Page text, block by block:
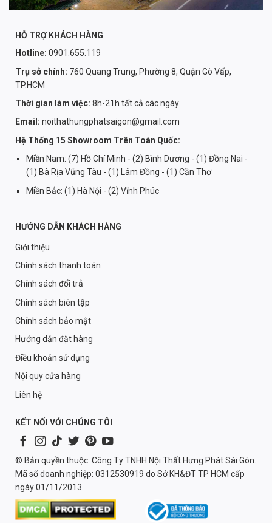
HỖ TRỢ KHÁCH HÀNG
Hotline: 0901.655.119
Trụ sở chính: 760 Quang Trung, Phường 8, Quận Gò Vấp,
TP.HCM
Thời gian làm việc: 8h-21h tất cả các ngày
Email: noithathungphatsaigon@gmail.com
Hệ Thống 15 Showroom Trên Toàn Quốc:
Miền Nam: (7) Hồ Chí Minh - (2) Bình Dương - (1) Đồng Nai -
(1) Bà Rịa Vũng Tàu - (1) Lâm Đồng - (1) Cần Thơ
Miền Bắc: (1) Hà Nội - (2) Vĩnh Phúc
HƯỚNG DẪN KHÁCH HÀNG
Giới thiệu
Chính sách thanh toán
Chính sách đổi trả
Chính sách biên tập
Chính sách bảo mật
Hướng dẫn đặt hàng
Điều khoản sử dụng
Nội quy cửa hàng
Liên hệ
KẾT NỐI VỚI CHÚNG TÔI
© Bản quyền thuộc: Công Ty TNHH Nội Thất Hưng Phát Sài Gòn.
Mã số doanh nghiệp: 0312530919 do Sở KH&ĐT TP HCM cấp
ngày 01/11/2013.